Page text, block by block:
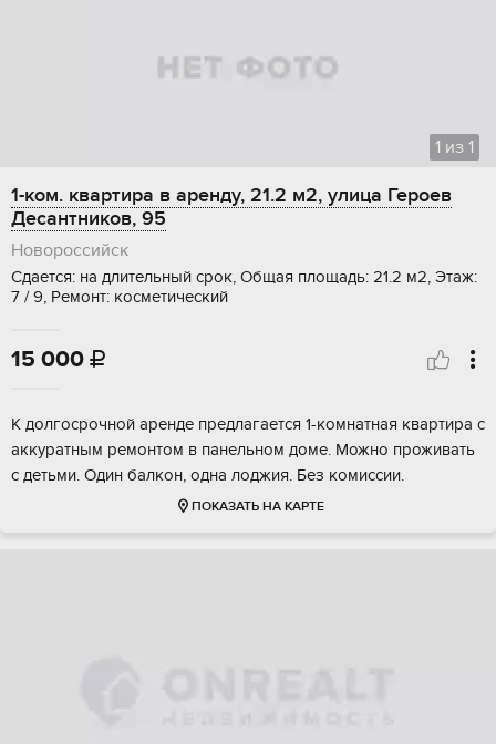
1 из 1
1-ком. квартира в аренду, 21.2 м2, улица Героев
Десантников, 95
Новороссийск
Сдается: на длительный срок, Общая площадь: 21.2 м2, Этаж:
7 / 9, Ремонт: косметический
15 000 
К долгосрочной аренде предлагается 1-комнатная квартира с
аккуратным ремонтом в панельном доме. Можно проживать
с детьми. Один балкон, одна лоджия. Без комиссии.
ПОКАЗАТЬ НА КАРТЕ